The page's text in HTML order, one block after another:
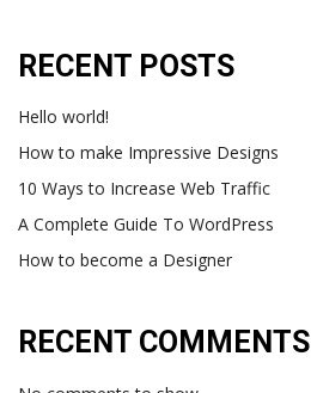
RECENT POSTS
Hello world!
How to make Impressive Designs
10 Ways to Increase Web Traffic
A Complete Guide To WordPress
How to become a Designer
RECENT COMMENTS